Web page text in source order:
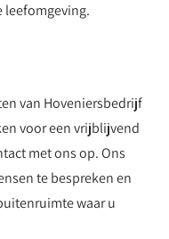
leefomgeving.
van Hoveniersbedrijf
voor een vrijblijvend
met ons op. Ons
te bespreken en
waar u